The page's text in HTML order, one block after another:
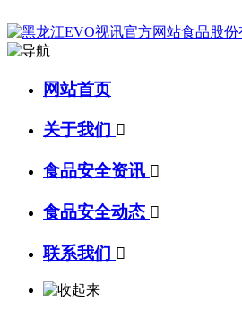
网站首页
关于我们 
食品安全资讯 
食品安全动态 
联系我们 